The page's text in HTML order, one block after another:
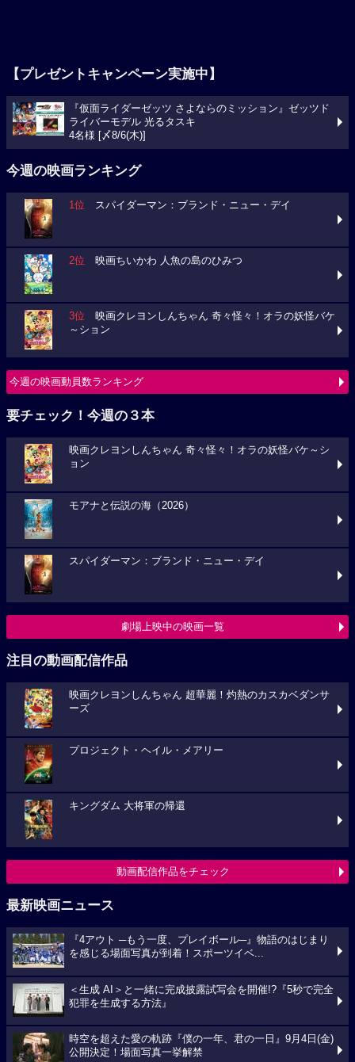
【プレゼントキャンペーン実施中】
『仮面ライダーゼッツ さよならのミッション』ゼッツド
ライバーモデル 光るタスキ
4名様 [〆8/6(木)]
今週の映画ランキング
1位 スパイダーマン：ブランド・ニュー・デイ
2位 映画ちいかわ 人魚の島のひみつ
3位 映画クレヨンしんちゃん 奇々怪々！オラの妖怪バケ
～ション
今週の映画動員数ランキング
要チェック！今週の３本
映画クレヨンしんちゃん 奇々怪々！オラの妖怪バケ～シ
ョン
モアナと伝説の海（2026）
スパイダーマン：ブランド・ニュー・デイ
劇場上映中の映画一覧
注目の動画配信作品
映画クレヨンしんちゃん 超華麗！灼熱のカスカベダンサ
ーズ
プロジェクト・ヘイル・メアリー
キングダム 大将軍の帰還
動画配信作品をチェック
最新映画ニュース
『4アウト ─もう一度、プレイボール─』物語のはじまり
を感じる場面写真が到着！スポーツイベ...
＜生成 AI＞と一緒に完成披露試写会を開催!?『5秒で完全
犯罪を生成する方法』
時空を超えた愛の軌跡『僕の一年、君の一日』9月4日(金)
公開決定！場面写真一挙解禁